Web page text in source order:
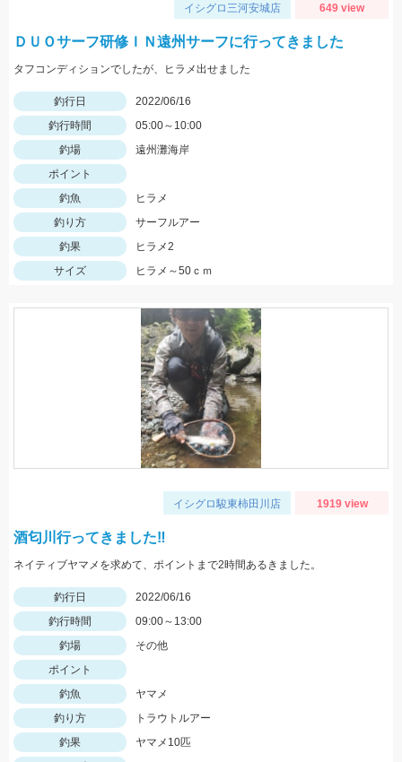
イシグロ三河安城店 649 view
ＤＵＯサーフ研修ＩＮ遠州サーフに行ってきました
タフコンディションでしたが、ヒラメ出せました
釣行日
2022/06/16
釣行時間
05:00～10:00
釣場
遠州灘海岸
ポイント
釣魚
ヒラメ
釣り方
サーフルアー
釣果
ヒラメ2
サイズ
ヒラメ～50ｃｍ
イシグロ駿東柿田川店 1919 view
酒匂川行ってきました‼
ネイティブヤマメを求めて、ポイントまで2時間あるきました。
釣行日
2022/06/16
釣行時間
09:00～13:00
釣場
その他
ポイント
釣魚
ヤマメ
釣り方
トラウトルアー
釣果
ヤマメ10匹